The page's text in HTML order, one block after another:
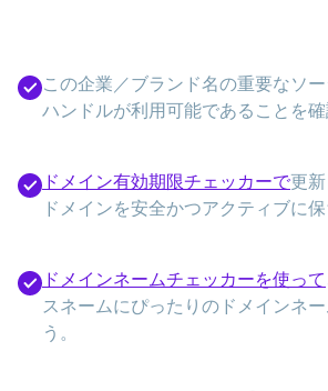
この企業／ブランド名の重要なソ
ハンドルが利用可能であることを確
ドメイン有効期限チェッカーで更新
ドメインを安全かつアクティブに保
ドメインネームチェッカーを使って
スネームにぴったりのドメインネ
う。